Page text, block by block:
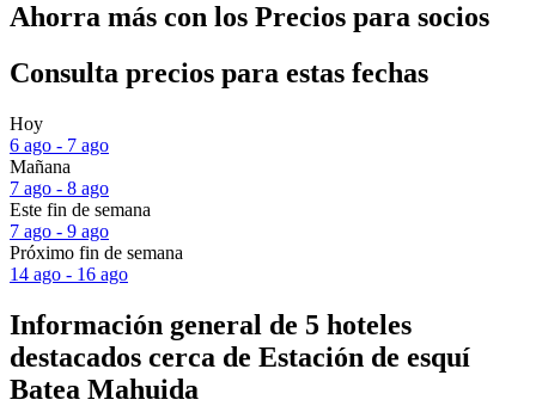
Ahorra más con los Precios para socios
Consulta precios para estas fechas
Hoy
6 ago - 7 ago
Mañana
7 ago - 8 ago
Este fin de semana
7 ago - 9 ago
Próximo fin de semana
14 ago - 16 ago
Información general de 5 hoteles
destacados cerca de Estación de esquí
Batea Mahuida